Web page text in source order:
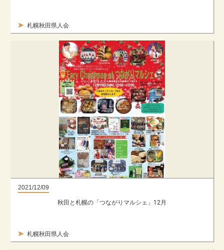
札幌秋田県人会
2021/12/09
札幌秋田県人会
秋田と札幌の「つながりマルシェ」12月